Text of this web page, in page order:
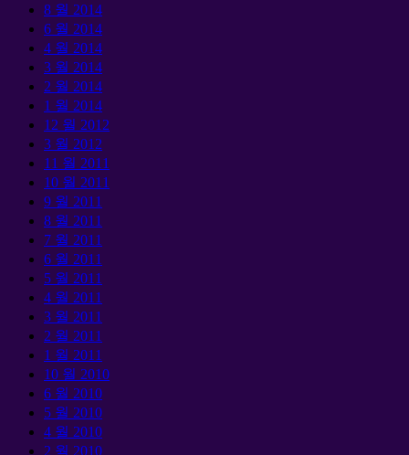
8 월 2014
6 월 2014
4 월 2014
3 월 2014
2 월 2014
1 월 2014
12 월 2012
3 월 2012
11 월 2011
10 월 2011
9 월 2011
8 월 2011
7 월 2011
6 월 2011
5 월 2011
4 월 2011
3 월 2011
2 월 2011
1 월 2011
10 월 2010
6 월 2010
5 월 2010
4 월 2010
2 월 2010